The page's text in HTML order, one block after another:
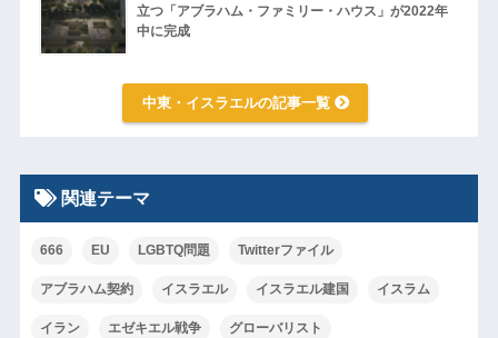
立つ「アブラハム・ファミリー・ハウス」が2022年
中に完成
中東・イスラエルの記事一覧
関連テーマ
666 EU LGBTQ問題 Twitterファイル
アブラハム契約 イスラエル イスラエル建国 イスラム
イラン エゼキエル戦争 グローバリスト